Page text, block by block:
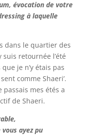
évocation de votre
à laquelle
dans le quartier des
suis retournée l’été
je n’y étais pas
comme Shaeri’.
mes étés a
de Shaeri.
ayez pu